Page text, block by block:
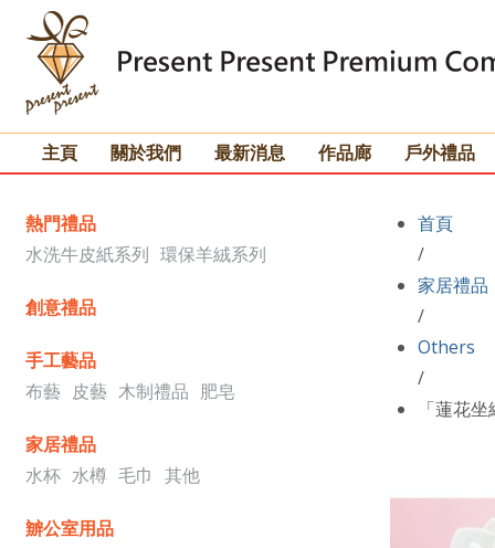
主頁 關於我們 最新消息 作品廊 戶外禮品
熱門禮品
水洗牛皮紙系列 環保羊絨系列
創意禮品
手工藝品
布藝 皮藝 木制禮品 肥皂
家居禮品
水杯 水樽 毛巾 其他
辧公室用品
首頁
/
家居禮品
/
Others
/
「蓮花